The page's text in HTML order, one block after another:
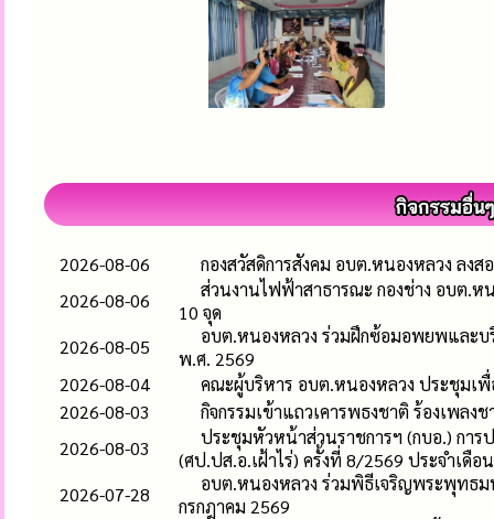
2026-08-06
กองสวัสดิการสังคม อบต.หนองหลวง ล
2026-08-06
ส่วนงานไฟฟ้าสาธารณะ กองช่าง อบต.
10 จุด
2026-08-05
อบต.หนองหลวง ร่วมฝึกซ้อมอพยพและบ
พ.ศ. 2569
2026-08-04
คณะผู้บริหาร อบต.หนองหลวง ประชุมเพื่
2026-08-03
กิจกรรมเข้าแถวเคารพธงชาติ ร้องเพล
2026-08-03
ประชุมหัวหน้าส่วนราชการฯ (กบอ.) การ
(ศป.ปส.อ.เฝ้าไร่) ครั้งที่ 8/2569 ประจำเดือ
2026-07-28
อบต.หนองหลวง ร่วมพิธีเจริญพระพุทธ
กรกฎาคม 2569